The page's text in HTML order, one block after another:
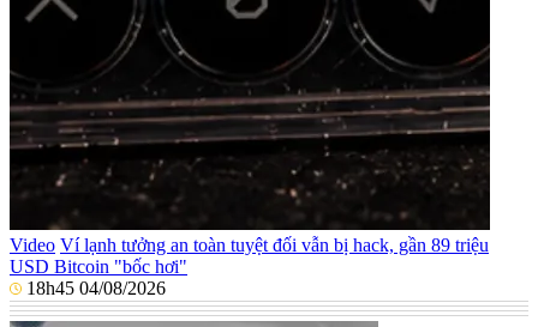
Video Ví lạnh tưởng an toàn tuyệt đối vẫn bị hack, gần 89 triệu
USD Bitcoin "bốc hơi"
18h45 04/08/2026